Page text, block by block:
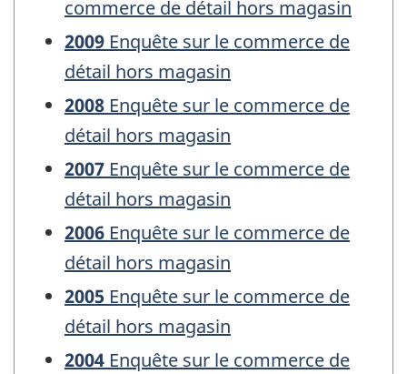
commerce de détail hors magasin
2009 Enquête sur le commerce de
détail hors magasin
2008 Enquête sur le commerce de
détail hors magasin
2007 Enquête sur le commerce de
détail hors magasin
2006 Enquête sur le commerce de
détail hors magasin
2005 Enquête sur le commerce de
détail hors magasin
2004 Enquête sur le commerce de